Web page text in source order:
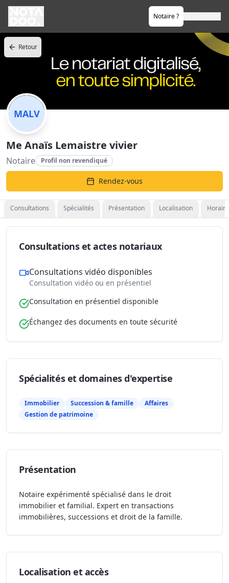
Notaire ?
Retour
MALV
Me Anaïs Lemaistre vivier
Notaire Profil non revendiqué
Rendez-vous
Consultations Spécialités Présentation Localisation
Consultations et actes notariaux
Consultations vidéo disponibles
Consultation vidéo ou en présentiel
Consultation en présentiel disponible
Échangez des documents en toute sécurité
Spécialités et domaines d'expertise
Immobilier Succession & famille
Affaires
Gestion de patrimoine
Présentation
Notaire expérimenté spécialisé dans le droit
immobilier et familial. Expert en transactions
immobilières, successions et droit de la famille.
Localisation et accès